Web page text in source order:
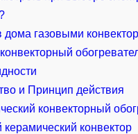
дома газовыми
и Принцип действия
конвекторный
керамический конвектор